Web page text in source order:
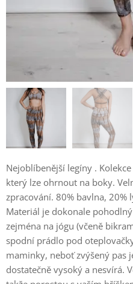
Nejoblíbenější legíny .
který lze ohrnout na boky.
zpracování. 80% bavlna, 20%
Materiál je dokonale
zejména na jógu (včeně
spodní prádlo pod
maminky, neboť zvýšený pas
dostatečně vysoký a nesvírá.